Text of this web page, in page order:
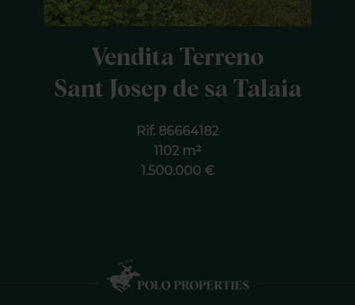
Vendita Terreno
Sant Josep de sa Talaia
Rif. 86664182
1102 m²
1.500.000 €